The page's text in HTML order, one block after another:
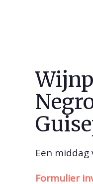
Een middag
Formulier